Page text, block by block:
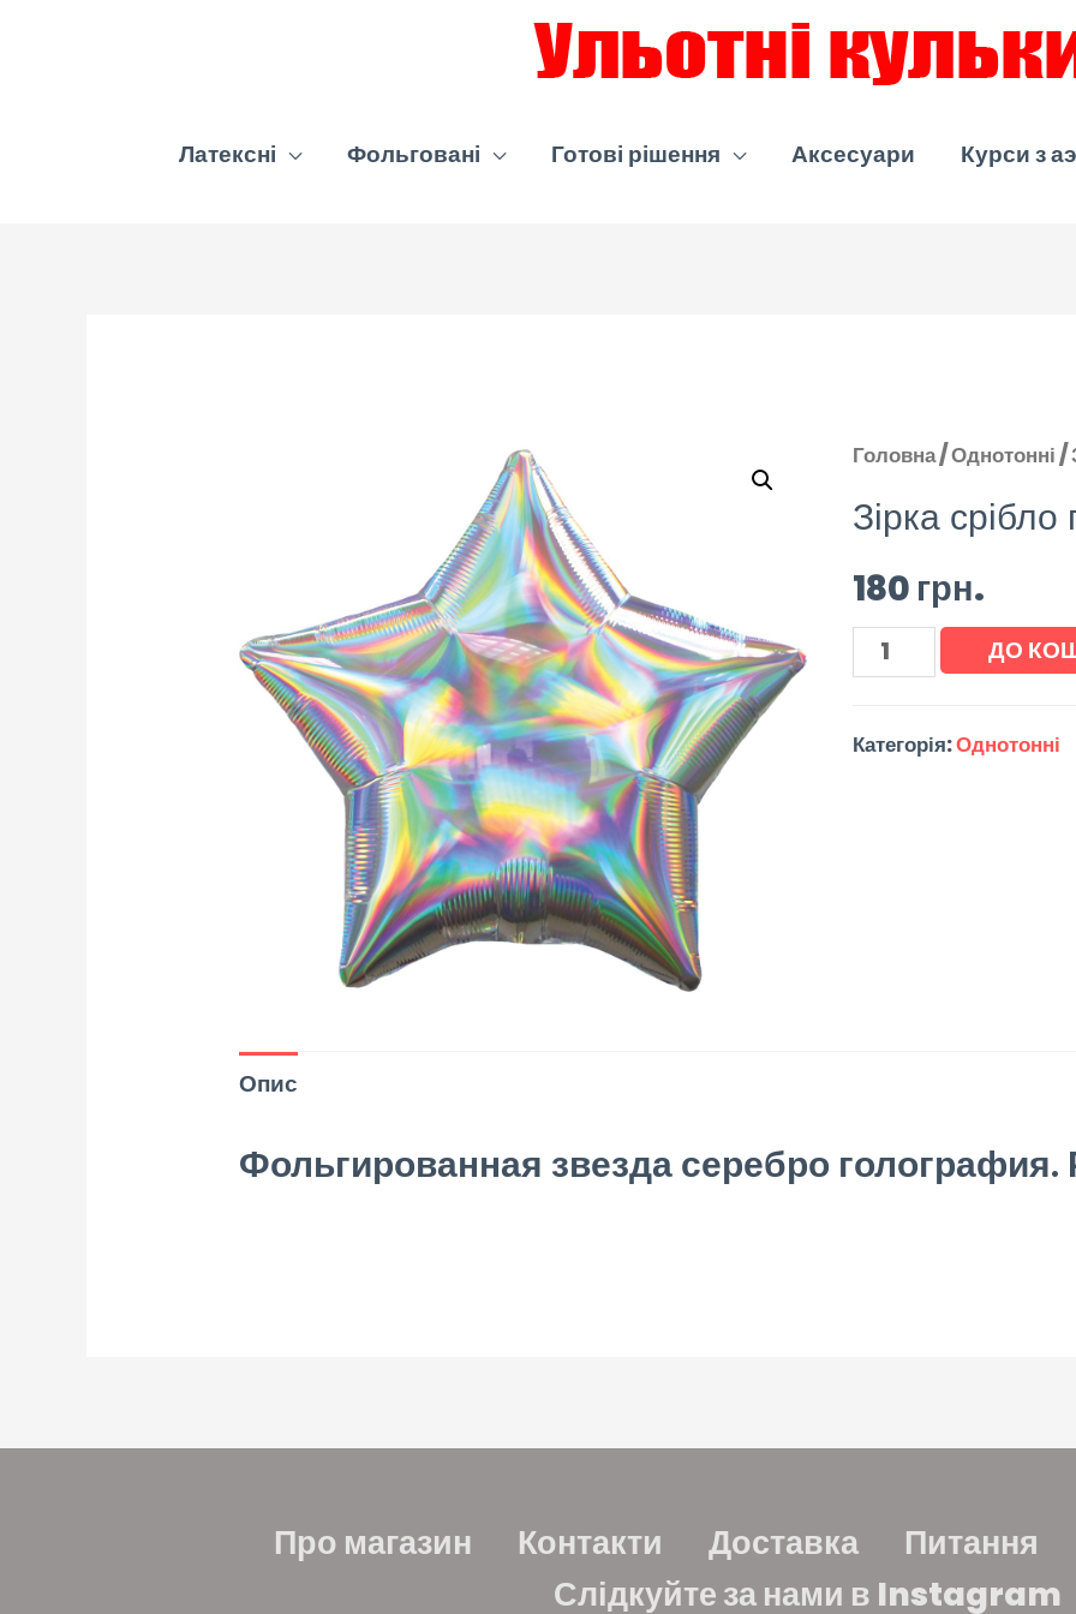
Латексні Фольговані Готові рішення Аксесуари Курси з
Головна/Однотонні/
Зірка срібло
180 грн.
ДО
Категорія:Однотонні
Опис
Фольгированная звезда серебро
Про магазин Контакти Доставка
Питання
Слідкуйте за нами в Instagram